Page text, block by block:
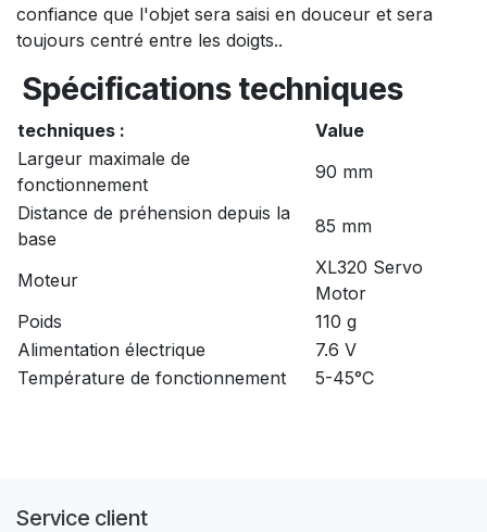
confiance que l'objet sera saisi en douceur et sera
toujours centré entre les doigts..
Spécifications techniques
techniques :
Value
Largeur maximale de
fonctionnement
90 mm
Distance de préhension depuis la
base
85 mm
Moteur
XL320 Servo
Motor
Poids
110 g
Alimentation électrique
7.6 V
Température de fonctionnement
5-45°C
Service client